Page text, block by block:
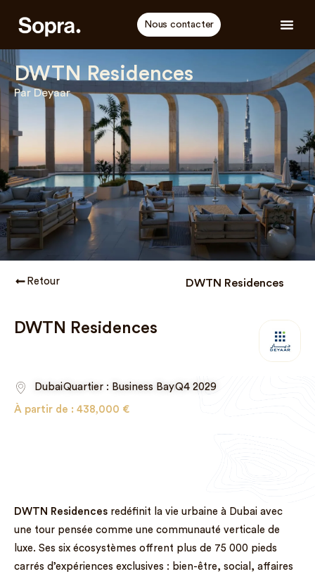
Nous contacter
DWTN Residences
Par Deyaar
Retour DWTN Residences
DWTN Residences
DubaiQuartier : Business BayQ4 2029
À partir de : 438,000 €
DWTN Residences redéfinit la vie urbaine à Dubai avec
une tour pensée comme une communauté verticale de
luxe. Ses six écosystèmes offrent plus de 75 000 pieds
carrés d’expériences exclusives : bien-être, social, affaires